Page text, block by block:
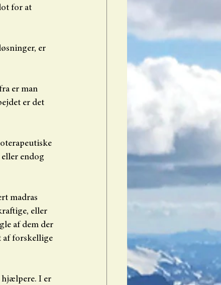
for at
er
er man
er det
endog
madras
eller
af dem der
af forskellige
hjælpere. I er